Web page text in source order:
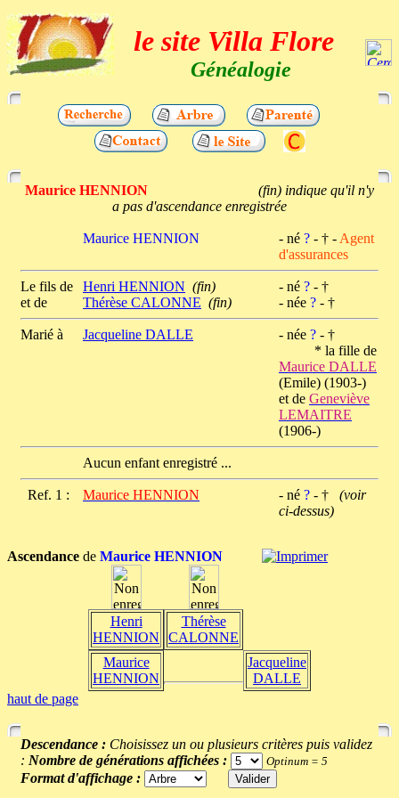
le site Villa Flore
Généalogie
Maurice HENNION
(fin) indique qu'il n'y
a pas d'ascendance enregistrée
Maurice HENNION - né ? - † - Agent
d'assurances
Le fils de Henri HENNION (fin) - né ? - †
et de
Thérèse CALONNE (fin) - née ? - †
Marié à Jacqueline DALLE - née ? - †
* la fille de
Maurice DALLE
(Emile) (1903-)
et de Geneviève
LEMAITRE
(1906-)
Aucun enfant enregistré ...
Ref. 1 : Maurice HENNION - né ? - † (voir
ci-dessus)
Ascendance de Maurice HENNION
Henri
HENNION
Thérèse
CALONNE
Maurice
HENNION
Jacqueline
DALLE
haut de page
Descendance : Choisissez un ou plusieurs critères puis validez
: Nombre de générations affichées : Optinum = 5
Format d'affichage :